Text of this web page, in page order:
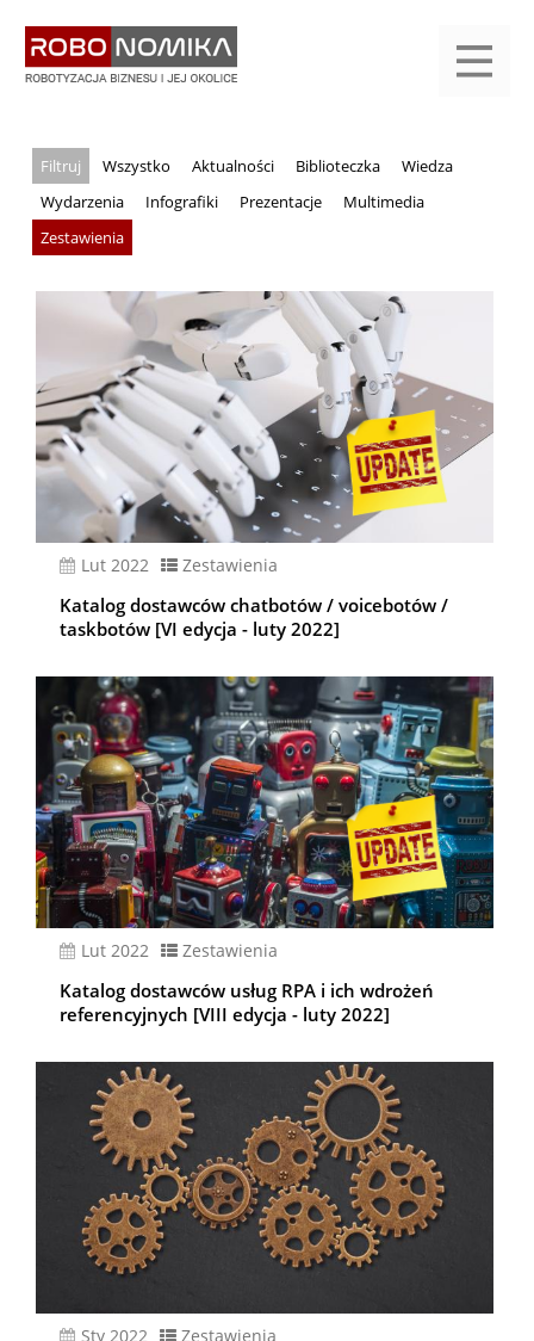
treści
yasne
main
menu
Wszystko
Aktualności Biblioteczka
Wiedza
Wydarzenia
Infografiki Prezentacje
Multimedia
Zestawienia
lut 2022 Zestawienia
Katalog dostawców chatbotów / voicebotów /
taskbotów [VI edycja - luty 2022]
lut 2022 Zestawienia
Katalog dostawców usług RPA i ich wdrożeń
referencyjnych [VIII edycja - luty 2022]
sty 2022 Zestawienia